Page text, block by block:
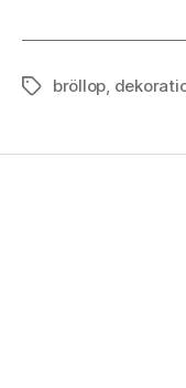
Tagsbröllop,